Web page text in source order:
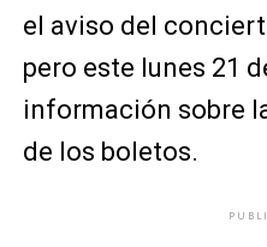
el aviso del
pero este lunes 21
información sobre
de los boletos.